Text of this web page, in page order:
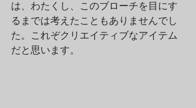
は、わたくし、このブローチを目にす
るまでは考えたこともありませんでし
た。これぞクリエイティブなアイテム
だと思います。